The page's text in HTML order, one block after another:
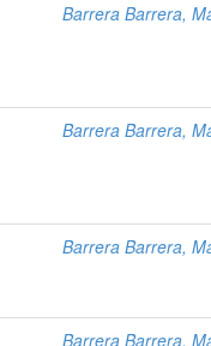
Barrera Barrera,
Barrera Barrera,
Barrera Barrera,
Barrera Barrera,